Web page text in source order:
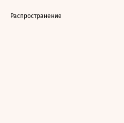
Распространение